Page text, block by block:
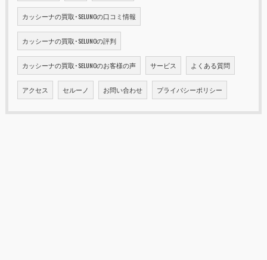
カッシーナの買取･SELUNOの口コミ情報
カッシーナの買取･SELUNOの評判
カッシーナの買取･SELUNOのお客様の声 サービス よくある質問
アクセス セルーノ お問い合わせ プライバシーポリシー